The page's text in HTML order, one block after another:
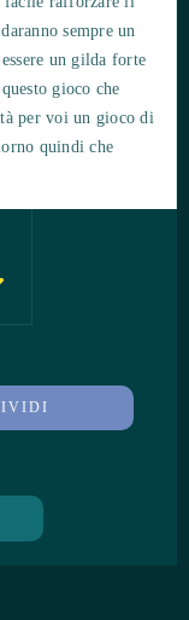
sempre un
un gilda forte
gioco che
per voi un gioco di
quindi che